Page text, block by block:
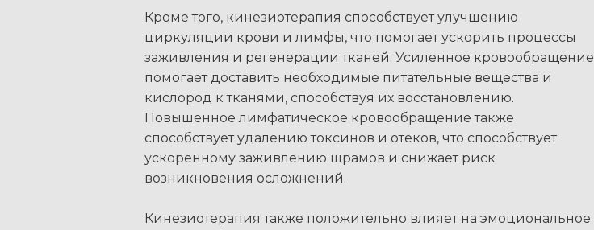
Кроме того, кинезиотерапия способствует улучшению
циркуляции крови и лимфы, что помогает ускорить процессы
заживления и регенерации тканей. Усиленное кровообращение
помогает доставить необходимые питательные вещества и
кислород к тканями, способствуя их восстановлению.
Повышенное лимфатическое кровообращение также
способствует удалению токсинов и отеков, что способствует
ускоренному заживлению шрамов и снижает риск
возникновения осложнений.
Кинезиотерапия также положительно влияет на эмоциональное